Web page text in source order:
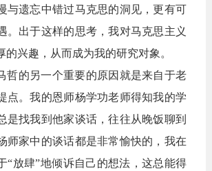
与遗忘中错过马克思的洞见，更有可
。出于这样的思考，我对马克思主义
的兴趣，从而成为我的研究对象。
哲的另一个重要的原因就是来自于老
点。我的恩师杨学功老师得知我的学
是找我到他家谈话，往往从晚饭聊到
师家中的谈话都是非常愉快的，我在
“放肆”地倾诉自己的想法，这总能得